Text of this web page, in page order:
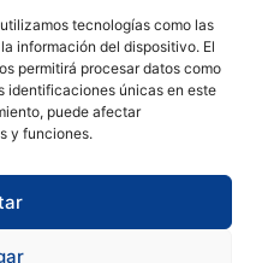
tecnologías como las
información del dispositivo. El
permitirá procesar datos como
identificaciones únicas en este
puede afectar
y funciones.
CATH
Promoció
d´Handbol. Desarrollado